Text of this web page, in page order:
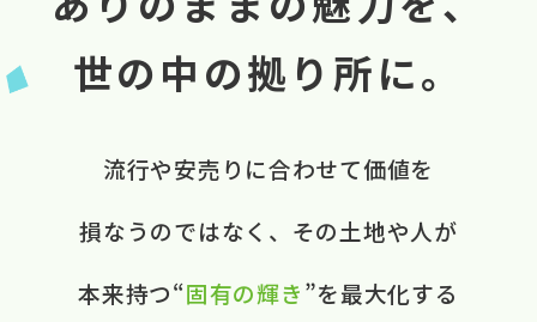
世の中の拠り所に。
流行や​安売りに​合わせて​価値を​
損なうのではなく、​ ​その​土地や​人が​
本来​持つ“固有の​輝き”を​最大化する​